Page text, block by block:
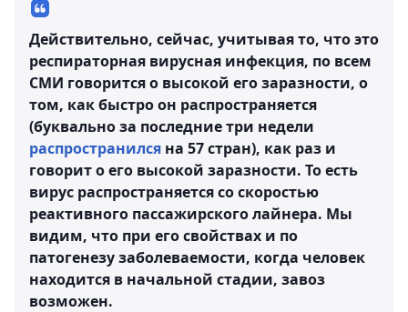
Действительно, сейчас, учитывая то, что это
респираторная вирусная инфекция, по всем
СМИ говорится о высокой его заразности, о
том, как быстро он распространяется
(буквально за последние три недели
распространился на 57 стран), как раз и
говорит о его высокой заразности. То есть
вирус распространяется со скоростью
реактивного пассажирского лайнера. Мы
видим, что при его свойствах и по
патогенезу заболеваемости, когда человек
находится в начальной стадии, завоз
возможен.